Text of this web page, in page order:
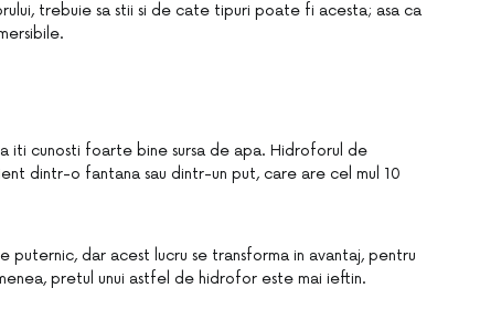
trebuie sa stii si de cate tipuri poate fi acesta; asa ca
iti cunosti foarte bine sursa de apa. Hidroforul de
dintr-o fantana sau dintr-un put, care are cel mul 10
dar acest lucru se transforma in avantaj, pentru
pretul unui astfel de hidrofor este mai ieftin.